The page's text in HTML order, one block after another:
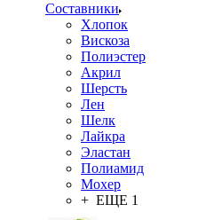
Составники
Хлопок
Вискоза
Полиэстер
Акрил
Шерсть
Лен
Шелк
Лайкра
Эластан
Полиамид
Мохер
+ ЕЩЕ 1